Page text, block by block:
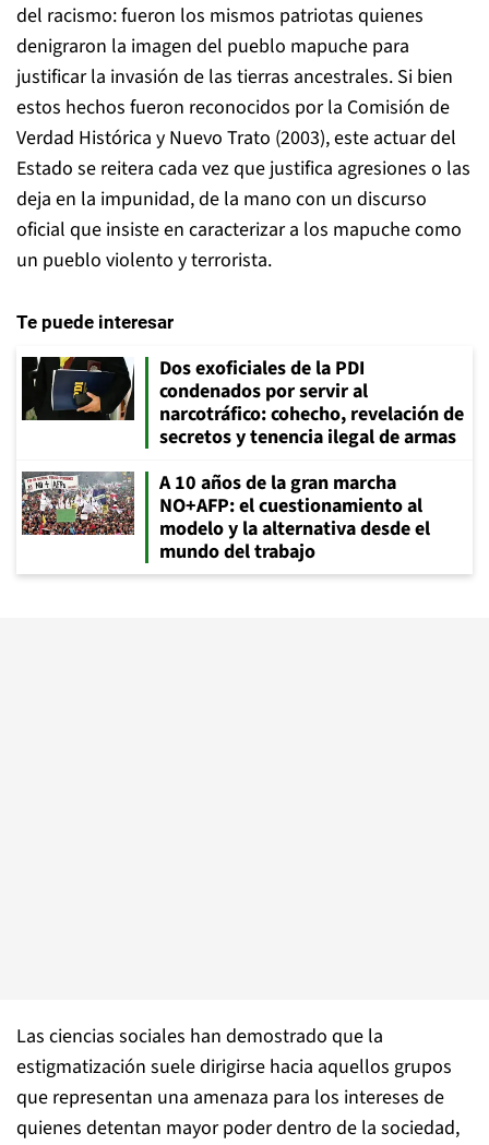
del racismo: fueron los mismos patriotas quienes
denigraron la imagen del pueblo mapuche para
justificar la invasión de las tierras ancestrales. Si bien
estos hechos fueron reconocidos por la Comisión de
Verdad Histórica y Nuevo Trato (2003), este actuar del
Estado se reitera cada vez que justifica agresiones o las
deja en la impunidad, de la mano con un discurso
oficial que insiste en caracterizar a los mapuche como
un pueblo violento y terrorista.
Te puede interesar
Dos exoficiales de la PDI
condenados por servir al
narcotráfico: cohecho, revelación de
secretos y tenencia ilegal de armas
A 10 años de la gran marcha
NO+AFP: el cuestionamiento al
modelo y la alternativa desde el
mundo del trabajo
Las ciencias sociales han demostrado que la
estigmatización suele dirigirse hacia aquellos grupos
que representan una amenaza para los intereses de
quienes detentan mayor poder dentro de la sociedad,